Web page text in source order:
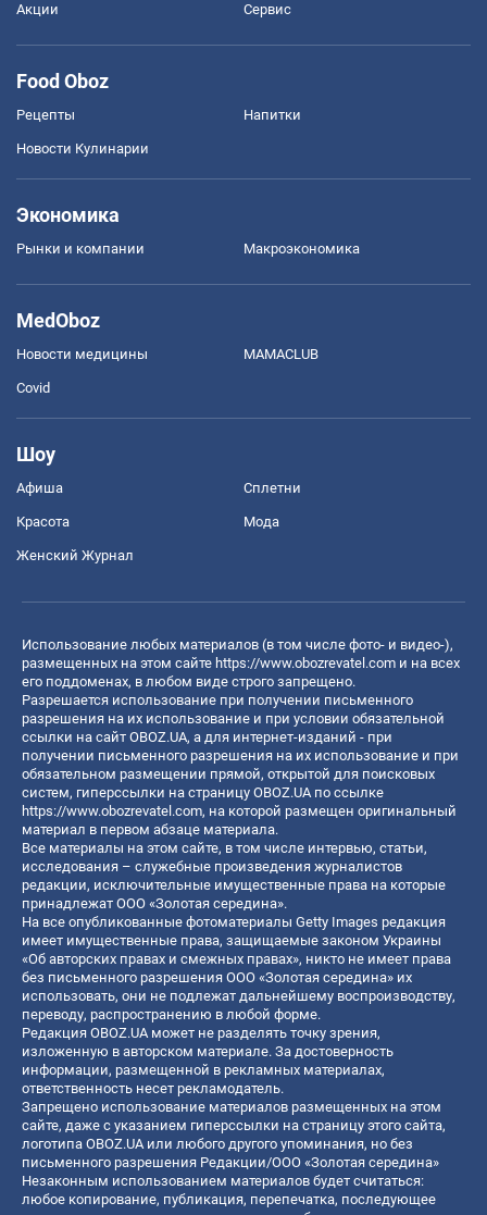
Акции Сервис
Food Oboz
Рецепты Напитки
Новости Кулинарии
Экономика
Рынки и компании Mакроэкономика
MedOboz
Новости медицины MAMACLUB
Covid
Шоу
Афиша Сплетни
Красота Мода
Женский Журнал
Использование любых материалов (в том числе фото- и видео-),
размещенных на этом сайте https://www.obozrevatel.com и на всех
его поддоменах, в любом виде строго запрещено.
Разрешается использование при получении письменного
разрешения на их использование и при условии обязательной
ссылки на сайт OBOZ.UA, а для интернет-изданий - при
получении письменного разрешения на их использование и при
обязательном размещении прямой, открытой для поисковых
систем, гиперссылки на страницу OBOZ.UA по ссылке
https://www.obozrevatel.com, на которой размещен оригинальный
материал в первом абзаце материала.
Все материалы на этом сайте, в том числе интервью, статьи,
исследования – служебные произведения журналистов
редакции, исключительные имущественные права на которые
принадлежат ООО «Золотая середина».
На все опубликованные фотоматериалы Getty Images редакция
имеет имущественные права, защищаемые законом Украины
«Об авторских правах и смежных правах», никто не имеет права
без письменного разрешения ООО «Золотая середина» их
использовать, они не подлежат дальнейшему воспроизводству,
переводу, распространению в любой форме.
Редакция OBOZ.UA может не разделять точку зрения,
изложенную в авторском материале. За достоверность
информации, размещенной в рекламных материалах,
ответственность несет рекламодатель.
Запрещено использование материалов размещенных на этом
сайте, даже с указанием гиперссылки на страницу этого сайта,
логотипа OBOZ.UA или любого другого упоминания, но без
письменного разрешения Редакции/ООО «Золотая середина»
Незаконным использованием материалов будет считаться:
любое копирование, публикация, перепечатка, последующее